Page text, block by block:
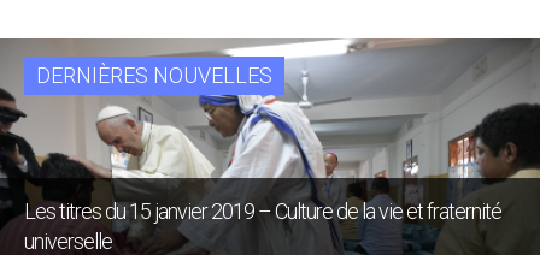
DERNIÈRES NOUVELLES
Les titres du 15 janvier 2019 – Culture de la vie et fraternité
universelle